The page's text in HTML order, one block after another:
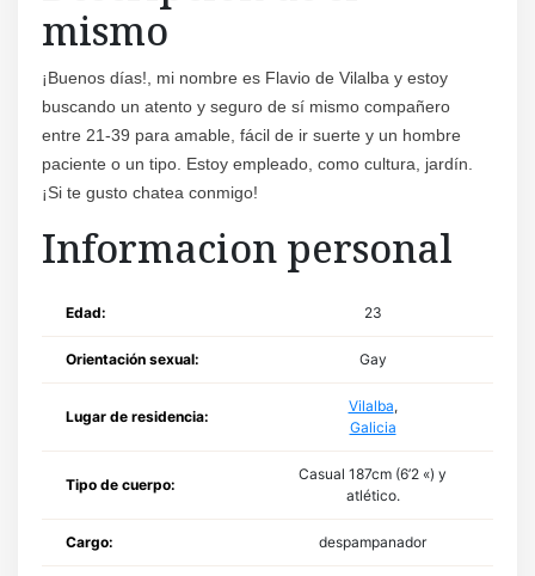
mismo
¡Buenos días!, mi nombre es Flavio de Vilalba y estoy
buscando un atento y seguro de sí mismo compañero
entre 21-39 para amable, fácil de ir suerte y un hombre
paciente o un tipo. Estoy empleado, como cultura, jardín.
¡Si te gusto chatea conmigo!
Informacion personal
Edad: 23
Orientación sexual: Gay
Lugar de residencia:
Vilalba,
Galicia
Tipo de cuerpo:
Casual 187cm (6’2 «) y
atlético.
Cargo: despampanador